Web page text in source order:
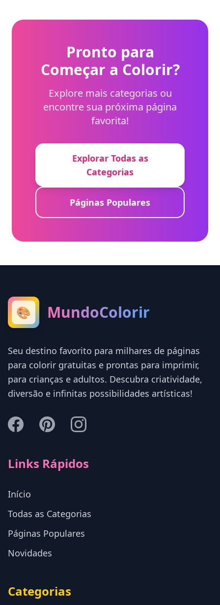
características únicas.
Pronto para
Começar a Colorir?
Explore mais categorias ou
encontre sua próxima página
favorita!
Explorar Todas as
Categorias
Páginas Populares
🎨 MundoColorir
Seu destino favorito para milhares de páginas
para colorir gratuitas e prontas para imprimir,
para crianças e adultos. Descubra criatividade,
diversão e infinitas possibilidades artísticas!
Links Rápidos
Início
Todas as Categorias
Páginas Populares
Novidades
Categorias